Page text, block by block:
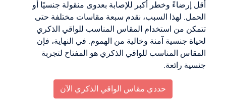
أقل إرضاءً وخطر أكبر للإصابة بعدوى منقولة جنسيًا أو
الحمل. لهذا السبب، نقدم سبعة مقاسات مختلفة حتى
تتمكن من استخدام المقاس المناسب للواقي الذكري
لحياة جنسية آمنة وخالية من الهموم. في النهاية، فإن
المقاس المناسب للواقي الذكري هو المفتاح لتجربة
جنسية رائعة.
حددي مقاس الواقي الذكري الآن